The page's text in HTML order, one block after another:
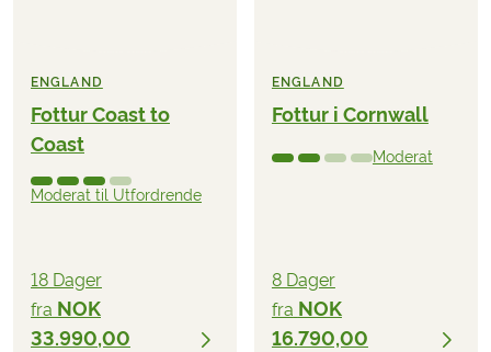
ENGLAND
Fottur Coast to
Coast
Moderat til Utfordrende
18 Dager
fra NOK
33.990,00
ENGLAND
Fottur i Cornwall
Moderat
8 Dager
fra NOK
16.790,00